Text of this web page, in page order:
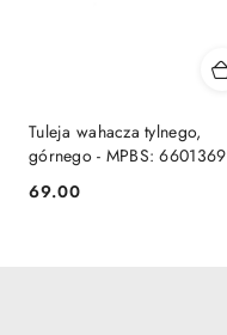
Tuleja wahacza tylnego,
górnego - MPBS: 6601369
Cena:
69.00